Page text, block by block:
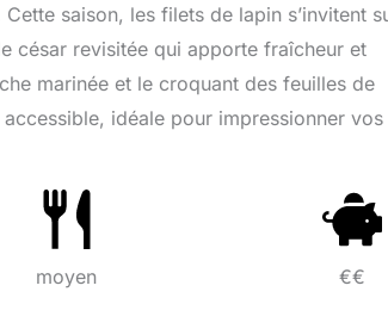
saison, les filets de lapin s’invitent
césar revisitée qui apporte fraîcheur et
marinée et le croquant des feuilles de
idéale pour impressionner vos
moyen €€